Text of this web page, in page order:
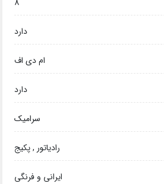
دارد
ام دی اف
دارد
سرامیک
رادیاتور , پکیج
ایرانی و فرنگی